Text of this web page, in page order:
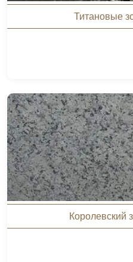
Титановые
Королевский